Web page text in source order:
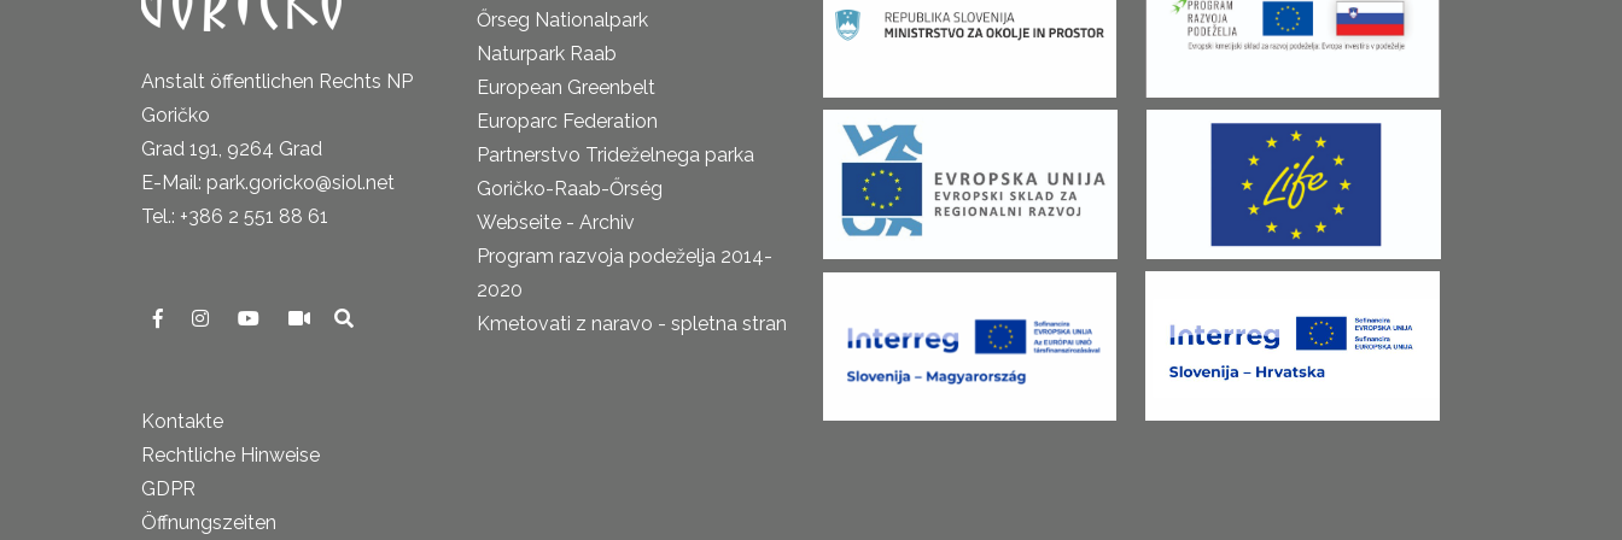
Anstalt öffentlichen Rechts NP
Goričko
Grad 191, 9264 Grad
E-Mail: park.goricko@siol.net
Tel.: +386 2 551 88 61
Kontakte
Rechtliche Hinweise
GDPR
Öffnungszeiten
Őrseg Nationalpark
Naturpark Raab
European Greenbelt
Europarc Federation
Partnerstvo Trideželnega parka
Goričko-Raab-Őrség
Webseite - Archiv
Program razvoja podeželja 2014-
2020
Kmetovati z naravo - spletna stran